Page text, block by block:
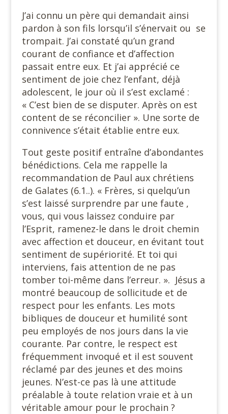
J’ai connu un père qui demandait ainsi
pardon à son fils lorsqu’il s’énervait ou se
trompait. J’ai constaté qu’un grand
courant de confiance et d’affection
passait entre eux. Et j’ai apprécié ce
sentiment de joie chez l’enfant, déjà
adolescent, le jour où il s’est exclamé :
« C’est bien de se disputer. Après on est
content de se réconcilier ». Une sorte de
connivence s’était établie entre eux.
Tout geste positif entraîne d’abondantes
bénédictions. Cela me rappelle la
recommandation de Paul aux chrétiens
de Galates (6.1..). « Frères, si quelqu’un
s’est laissé surprendre par une faute ,
vous, qui vous laissez conduire par
l’Esprit, ramenez-le dans le droit chemin
avec affection et douceur, en évitant tout
sentiment de supériorité. Et toi qui
interviens, fais attention de ne pas
tomber toi-même dans l’erreur. ». Jésus a
montré beaucoup de sollicitude et de
respect pour les enfants. Les mots
bibliques de douceur et humilité sont
peu employés de nos jours dans la vie
courante. Par contre, le respect est
fréquemment invoqué et il est souvent
réclamé par des jeunes et des moins
jeunes. N’est-ce pas là une attitude
préalable à toute relation vraie et à un
véritable amour pour le prochain ?